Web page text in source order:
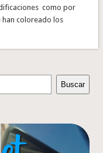
como por
han coloreado los
Buscar